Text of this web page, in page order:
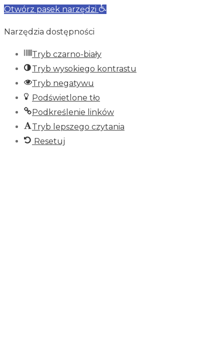
Otwórz pasek narzędzi
Narzędzia dostępności
Tryb czarno-biały
Tryb wysokiego kontrastu
Tryb negatywu
Podświetlone tło
Podkreślenie linków
Tryb lepszego czytania
Resetuj